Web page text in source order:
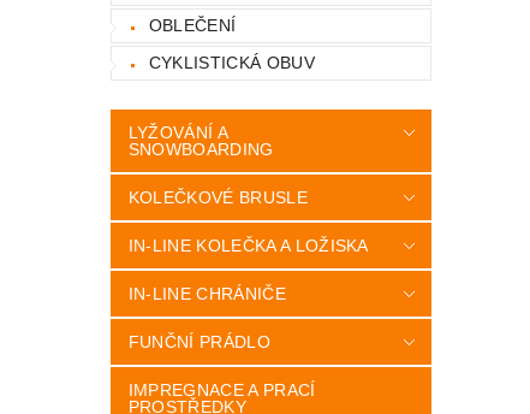
OBLEČENÍ
CYKLISTICKÁ OBUV
LYŽOVÁNÍ A
SNOWBOARDING
KOLEČKOVÉ BRUSLE
IN-LINE KOLEČKA A LOŽISKA
IN-LINE CHRÁNIČE
FUNČNÍ PRÁDLO
IMPREGNACE A PRACÍ
PROSTŘEDKY